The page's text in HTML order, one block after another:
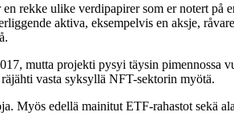
rekke ulike verdipapirer som er notert
aktiva, eksempelvis en aksje,
mutta projekti pysyi täysin
vasta syksyllä NFT-sektorin myötä.
Myös edellä mainitut ETF-rahastot sekä